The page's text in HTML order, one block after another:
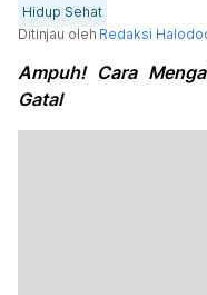
Hidup Sehat
Ditinjau oleh Redaksi
Ampuh! Cara
Gatal